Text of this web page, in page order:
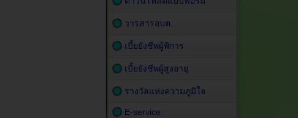
วารสารอบต.
เบี้ยยังชีพผู้พิการ
เบี้ยยังชีพผู้สูงอายุ
รางวัลแห่งความภูมิใจ
E-service